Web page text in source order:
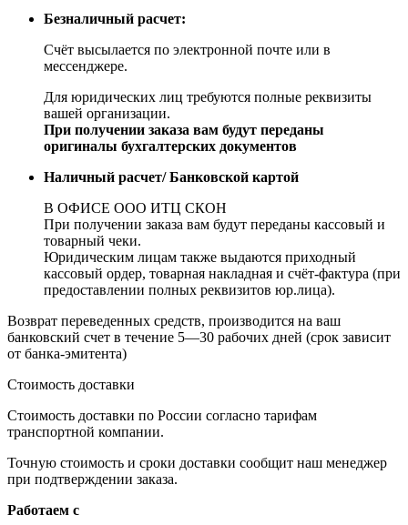
Безналичный расчет:
Счёт высылается по электронной почте или в
мессенджере.
Для юридических лиц требуются полные реквизиты
вашей организации.
При получении заказа вам будут переданы
оригиналы бухгалтерских документов
Наличный расчет/ Банковской картой
В ОФИСЕ ООО ИТЦ СКОН
При получении заказа вам будут переданы кассовый и
товарный чеки.
Юридическим лицам также выдаются приходный
кассовый ордер, товарная накладная и счёт-фактура (при
предоставлении полных реквизитов юр.лица).
Возврат переведенных средств, производится на ваш
банковский счет в течение 5—30 рабочих дней (срок зависит
от банка-эмитента)
Стоимость доставки
Стоимость доставки по России согласно тарифам
транспортной компании.
Точную стоимость и сроки доставки сообщит наш менеджер
при подтверждении заказа.
Работаем с